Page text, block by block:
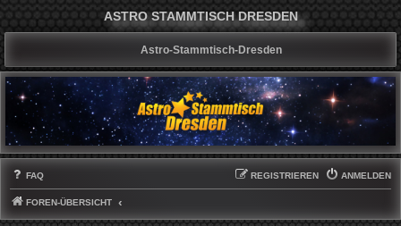
ASTRO STAMMTISCH DRESDEN
Astro-Stammtisch-Dresden
FAQ ANMELDEN
REGISTRIEREN
FOREN-ÜBERSICHT